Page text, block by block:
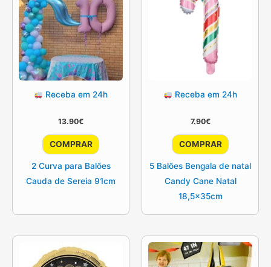
be
chosen
on
the
product
page
Receba em 24h
13.90€
COMPRAR
2 Curva para Balões
Cauda de Sereia 91cm
Receba em 24h
7.90€
COMPRAR
5 Balões Bengala de natal
Candy Cane Natal
18,5x35cm